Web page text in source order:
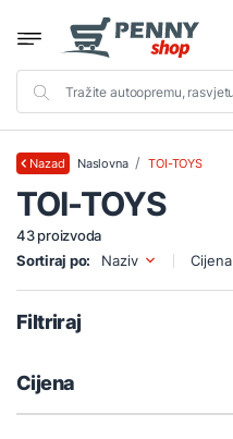
Nazad Naslovna TOI-TOYS
TOI-TOYS
43 proizvoda
Sortiraj po:
Naziv Cijena
Filtriraj
Cijena